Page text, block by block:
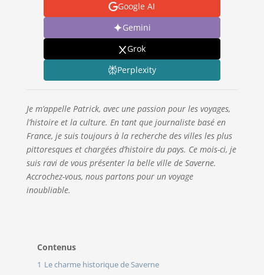
Google AI
Gemini
Grok
Perplexity
Je m’appelle Patrick, avec une passion pour les voyages,
l’histoire et la culture. En tant que journaliste basé en
France, je suis toujours à la recherche des villes les plus
pittoresques et chargées d’histoire du pays. Ce mois-ci, je
suis ravi de vous présenter la belle ville de Saverne.
Accrochez-vous, nous partons pour un voyage
inoubliable.
Contenus
1 Le charme historique de Saverne